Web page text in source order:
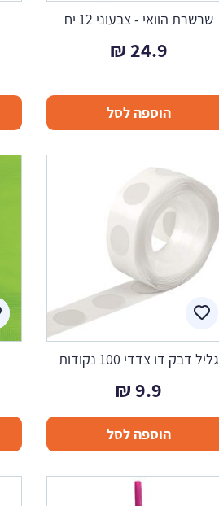
שרשרת הוואי - צבעוני 12 יח
24.9
₪
הוספה לסל
גליל דבק דו צדדי 100 נקודות
9.9
₪
הוספה לסל